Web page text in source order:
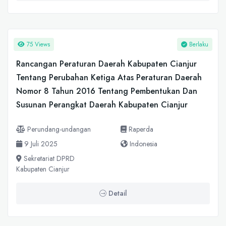
75 Views Berlaku
Rancangan Peraturan Daerah Kabupaten Cianjur
Tentang Perubahan Ketiga Atas Peraturan Daerah
Nomor 8 Tahun 2016 Tentang Pembentukan Dan
Susunan Perangkat Daerah Kabupaten Cianjur
Perundang-undangan
Raperda
9 Juli 2025
Indonesia
Sekretariat DPRD
Kabupaten Cianjur
Detail